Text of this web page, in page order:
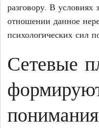
разговору. В условиях
отношении данное
психологических сил
Сетевые
понимания